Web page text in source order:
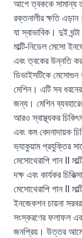
আগে ত্বককে সামান্য
রক্তনালীর ক্ষতি
যা স্বাভাবিক। দুই
মাল্টি-নিডেল মেসো
এবং ত্বকের উন্নতি
ডিভাইসটিকে
মেশিন। এটি সব
জন্য। মেশিন
আরও স্বাস্থ্যকর
এবং কম বেদনাদায়ক
ভ্যাকুয়াম প্রযুক্তির
মেসোথেরাপি গান II
দক্ষ এবং কার্যকর
মেসোথেরাপি গান II
ইনজেকশন চায়না
সংস্করণের ফলাফল
জনপ্রিয়। উত্তর